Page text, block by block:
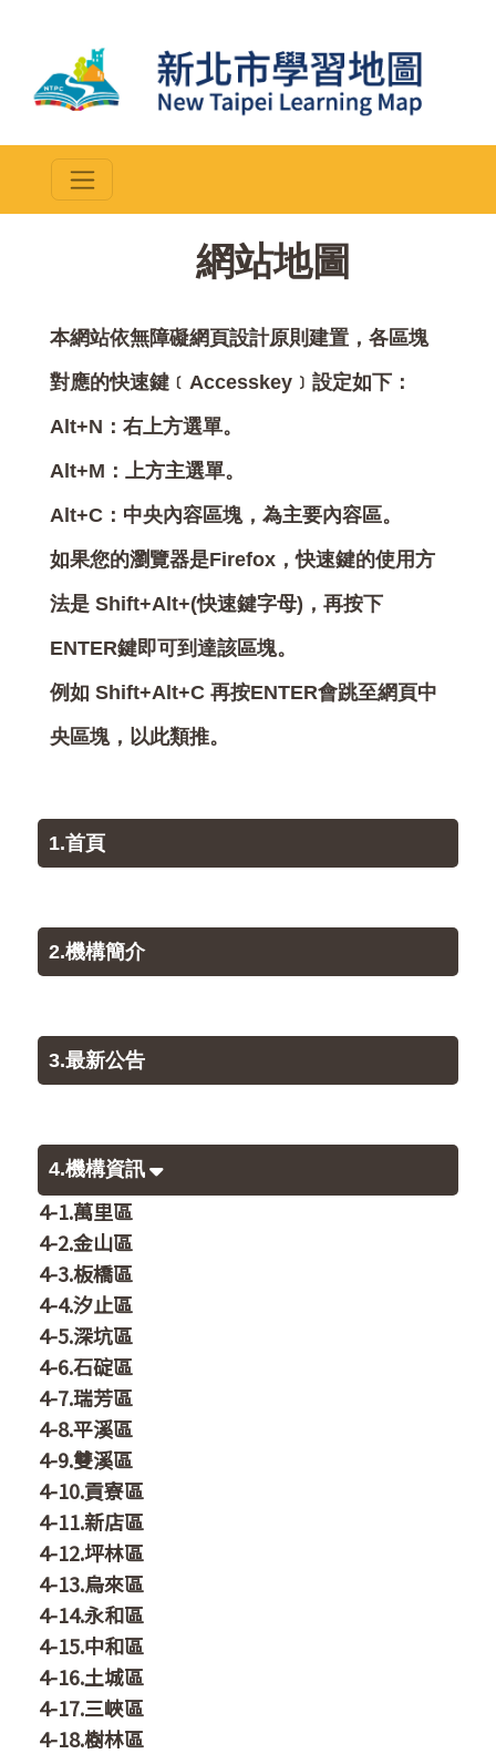
網站地圖
本網站依無障礙網頁設計原則建置，各區塊
對應的快速鍵﹝Accesskey﹞設定如下：
Alt+N：右上方選單。
Alt+M：上方主選單。
Alt+C：中央內容區塊，為主要內容區。
如果您的瀏覽器是Firefox，快速鍵的使用方
法是 Shift+Alt+(快速鍵字母)，再按下
ENTER鍵即可到達該區塊。
例如 Shift+Alt+C 再按ENTER會跳至網頁中
央區塊，以此類推。
1.首頁
2.機構簡介
3.最新公告
4.機構資訊
4-1.萬里區
4-2.金山區
4-3.板橋區
4-4.汐止區
4-5.深坑區
4-6.石碇區
4-7.瑞芳區
4-8.平溪區
4-9.雙溪區
4-10.貢寮區
4-11.新店區
4-12.坪林區
4-13.烏來區
4-14.永和區
4-15.中和區
4-16.土城區
4-17.三峽區
4-18.樹林區